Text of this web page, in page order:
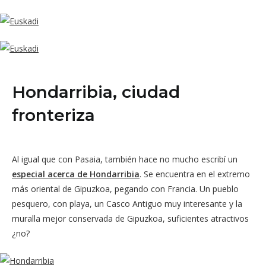
Hondarribia, ciudad
fronteriza
Al igual que con Pasaia, también hace no mucho escribí un
especial acerca de Hondarribia. Se encuentra en el extremo
más oriental de Gipuzkoa, pegando con Francia. Un pueblo
pesquero, con playa, un Casco Antiguo muy interesante y la
muralla mejor conservada de Gipuzkoa, suficientes atractivos
¿no?